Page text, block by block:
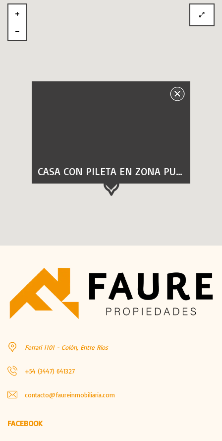
CASA CON PILETA EN ZONA PUERTO DE COLON.
Ferrari 1101 - Colón, Entre Ríos
+54 (3447) 641327
contacto@faureinmobiliaria.com
FACEBOOK